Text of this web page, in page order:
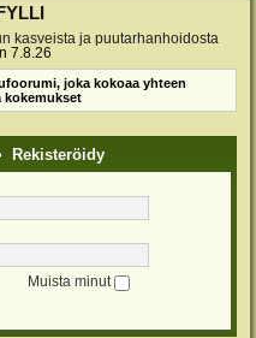
kasveista ja puutarhanhoidosta
7.8.26
joka kokoaa yhteen
kokemukset
Rekisteröidy
Muista minut